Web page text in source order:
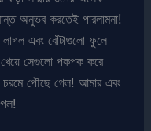
অনুভব করতেই পারলামনা!
লাগল এবং বোঁটাগুলো ফুলে
সেগুলো পকপক করে
চরমে পৌছে গেল! আমার এবং